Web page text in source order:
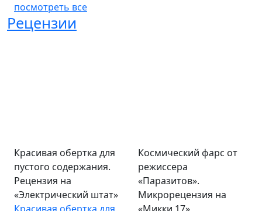
посмотреть все
Рецензии
Красивая обертка для
пустого содержания.
Рецензия на
«Электрический штат»
Космический фарс от
режиссера
«Паразитов».
Микрорецензия на